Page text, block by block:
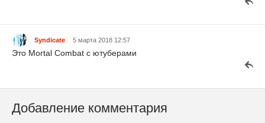
Syndicate 5 марта 2018 12:57
Это Mortal Combat с ютуберами
Добавление комментария